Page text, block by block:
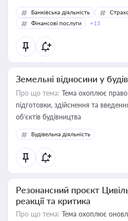
Банківська діяльність
Фінансові послуги
+13
Земельні відносини у
Про що тема: Тема охоплює
підготовки, здійснення та
об’єктів будівництва
Будівельна діяльність
Резонансний проєкт
реакції та критика
Про що тема: Тема охоплює